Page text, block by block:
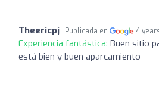
Theericpj Publicada en 4
Experiencia fantástica: Buen sitio
está bien y buen aparcamiento